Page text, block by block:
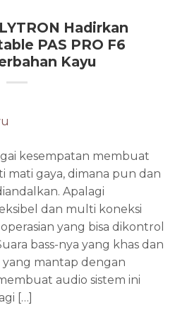
Hadirkan
PAS PRO F6
Kayu
kesempatan membuat
mati gaya, dimana pun dan
Apalagi
dan multi koneksi
yang bisa dikontrol
bass-nya yang khas dan
yang mantap dengan
audio sistem ini
[…]